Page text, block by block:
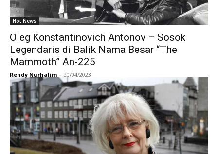
Hot News
Oleg Konstantinovich Antonov – Sosok
Legendaris di Balik Nama Besar “The
Mammoth” An-225
Rendy Nurhalim - 20/04/2023